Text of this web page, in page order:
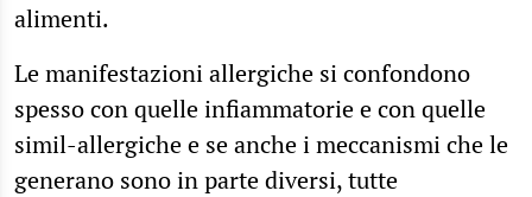
alimenti.
Le manifestazioni allergiche si confondono
spesso con quelle infiammatorie e con quelle
simil-allergiche e se anche i meccanismi che le
generano sono in parte diversi, tutte